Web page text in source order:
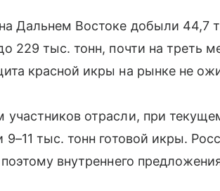
Дальнем Востоке добыли 44,7
229 тыс. тонн, почти на треть
красной икры на рынке не
участников отрасли, при
9–11 тыс. тонн готовой икры.
поэтому внутреннего